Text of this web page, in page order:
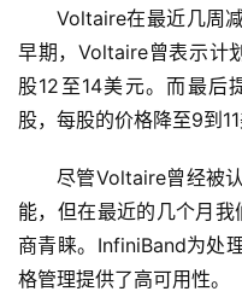
Voltaire在最近几周
早期，Voltaire曾表示计
股12至14美元。而最后
尽管Voltaire曾经被
能，但在最近的几个月
商青睐。InfiniBand为处